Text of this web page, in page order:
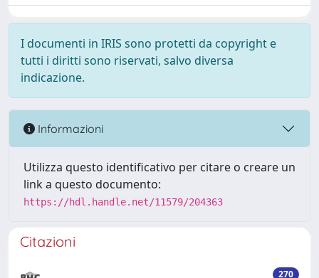
I documenti in IRIS sono protetti da copyright e
tutti i diritti sono riservati, salvo diversa
indicazione.
Informazioni
Utilizza questo identificativo per citare o creare un
link a questo documento:
https://hdl.handle.net/11579/204363
Citazioni
270